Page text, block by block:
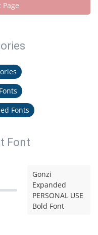
Page
Fonts
Font
Gonzi
Expanded
PERSONAL USE
Bold Font